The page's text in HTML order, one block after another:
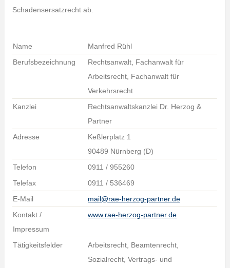
Schadensersatzrecht ab.
Name
Manfred Rühl
Berufsbezeichnung
Rechtsanwalt, Fachanwalt für
Arbeitsrecht, Fachanwalt für
Verkehrsrecht
Kanzlei
Rechtsanwaltskanzlei Dr. Herzog &
Partner
Adresse
Keßlerplatz 1
90489 Nürnberg (D)
Telefon
0911 / 955260
Telefax
0911 / 536469
E-Mail
mail@rae-herzog-partner.de
Kontakt /
Impressum
www.rae-herzog-partner.de
Tätigkeitsfelder
Arbeitsrecht, Beamtenrecht,
Sozialrecht, Vertrags- und